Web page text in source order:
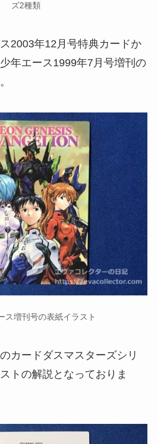
ズ2種類
2003年12月号特典カードか
年エース1999年7月号増刊の
ス増刊号の表紙イラスト
カードダスマスターズシリ
トの解説となっておりま